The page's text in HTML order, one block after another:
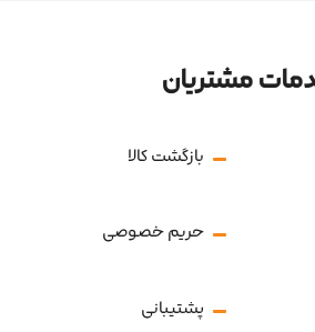
مشتریان
بازگشت کالا
حریم خصوصی
پشتیبانی